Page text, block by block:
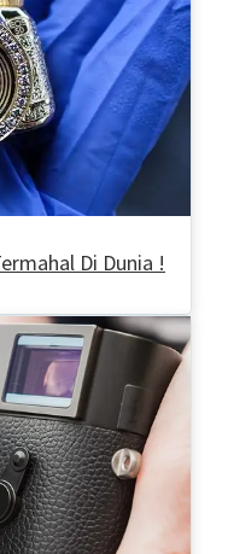
Di Dunia !